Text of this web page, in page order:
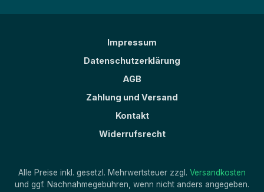
Impressum
Datenschutzerklärung
AGB
Zahlung und Versand
Kontakt
Widerrufsrecht
Alle Preise inkl. gesetzl. Mehrwertsteuer zzgl. Versandkosten
und ggf. Nachnahmegebühren, wenn nicht anders angegeben.